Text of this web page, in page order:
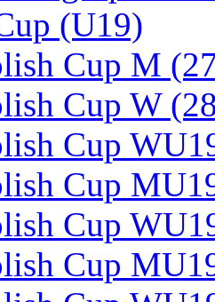
(U19)
Cup M
Cup W
Cup
Cup
Cup
Cup